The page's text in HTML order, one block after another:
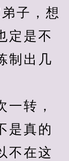
子，想
定是不
制出几
转，
是真的
不在这